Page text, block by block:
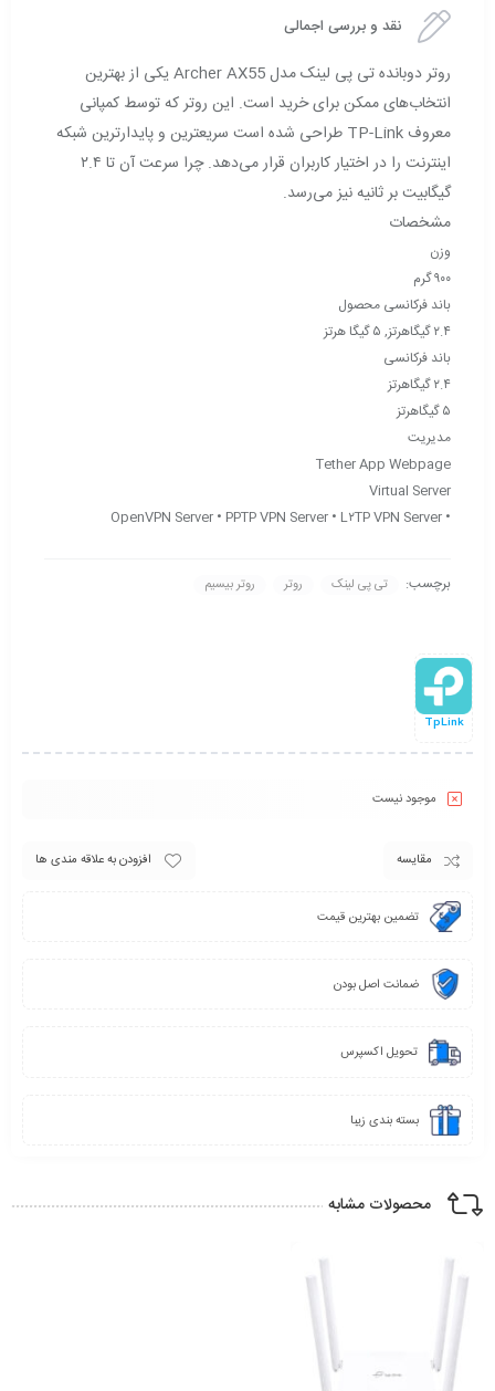
نقد و بررسی اجمالی
روتر دوبانده تی پی لینک مدل Archer AX55 یکی از بهترین
انتخاب‌های ممکن برای خرید است. این روتر که توسط کمپانی
معروف TP-Link طراحی شده است سریعترین و پایدارترین شبکه
اینترنت را در اختیار کاربران قرار می‌دهد. چرا سرعت آن تا ۲.۴
گیگابیت بر ثانیه نیز می‌رسد.
مشخصات
وزن
۹۰۰ گرم
باند فرکانسی محصول
۲.۴ گیگاهرتز, ۵ گیگا هرتز
باند فرکانسی
۲.۴ گیگاهرتز
۵ گیگاهرتز
مدیریت
Tether App Webpage
Virtual Server
• OpenVPN Server • PPTP VPN Server • L۲TP VPN Server
برچسب: تی پی لینک روتر روتر بیسیم
TpLink
موجود نیست
مقایسه افزودن به علاقه مندی ها
تضمین بهترین قیمت
ضمانت اصل بودن
تحویل اکسپرس
بسته بندی زیبا
محصولات مشابه